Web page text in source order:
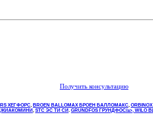
Получить консультацию
ХЕГФОРС, BROEN BALLOMAX БРОЕН БАЛЛОМАКС,
ДЖИАКОМИНИ, STC ЭС ТИ СИ. GRUNDFOS ГРУНДФОС/a>, WILO